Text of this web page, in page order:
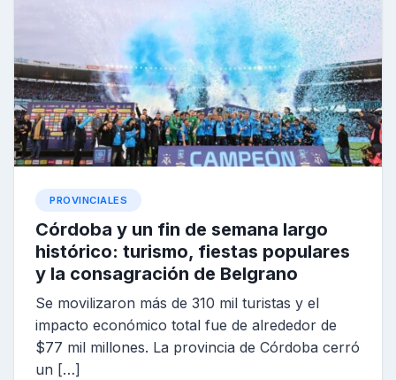
PROVINCIALES
Córdoba y un fin de semana largo
histórico: turismo, fiestas populares
y la consagración de Belgrano
Se movilizaron más de 310 mil turistas y el
impacto económico total fue de alrededor de
$77 mil millones. La provincia de Córdoba cerró
un […]